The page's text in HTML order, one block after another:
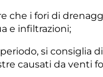
che i fori di
e infiltrazioni;
si consiglia
causati da venti